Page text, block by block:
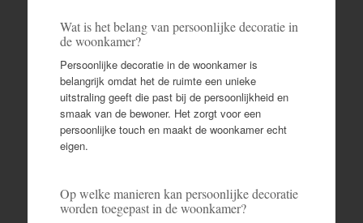
Wat is het belang van persoonlijke decoratie in
de woonkamer?
Persoonlijke decoratie in de woonkamer is
belangrijk omdat het de ruimte een unieke
uitstraling geeft die past bij de persoonlijkheid en
smaak van de bewoner. Het zorgt voor een
persoonlijke touch en maakt de woonkamer echt
eigen.
Op welke manieren kan persoonlijke decoratie
worden toegepast in de woonkamer?